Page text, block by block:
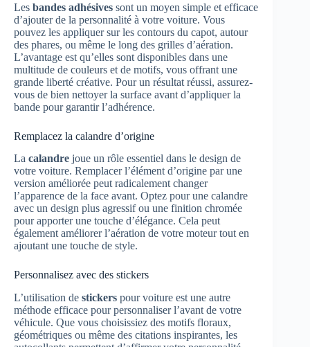
Les bandes adhésives sont un moyen simple et efficace
d’ajouter de la personnalité à votre voiture. Vous
pouvez les appliquer sur les contours du capot, autour
des phares, ou même le long des grilles d’aération.
L’avantage est qu’elles sont disponibles dans une
multitude de couleurs et de motifs, vous offrant une
grande liberté créative. Pour un résultat réussi, assurez-
vous de bien nettoyer la surface avant d’appliquer la
bande pour garantir l’adhérence.
Remplacez la calandre d’origine
La calandre joue un rôle essentiel dans le design de
votre voiture. Remplacer l’élément d’origine par une
version améliorée peut radicalement changer
l’apparence de la face avant. Optez pour une calandre
avec un design plus agressif ou une finition chromée
pour apporter une touche d’élégance. Cela peut
également améliorer l’aération de votre moteur tout en
ajoutant une touche de style.
Personnalisez avec des stickers
L’utilisation de stickers pour voiture est une autre
méthode efficace pour personnaliser l’avant de votre
véhicule. Que vous choisissiez des motifs floraux,
géométriques ou même des citations inspirantes, les